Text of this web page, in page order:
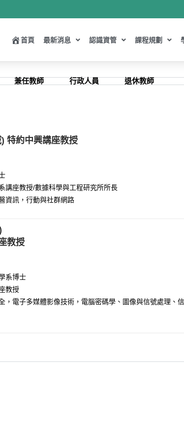
首頁 最新消息 認識資管 課程規劃
兼任教師 行政人員 退休教師
特約中興講座教授
講座教授/數據科學與工程研究所所長
資訊，行動與社群網路
教授
系博士
教授
，電子多媒體影像技術，電腦密碼學、圖像與信號處理、